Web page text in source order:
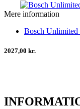
Mere information
Bosch Unlimited
2027,00 kr.